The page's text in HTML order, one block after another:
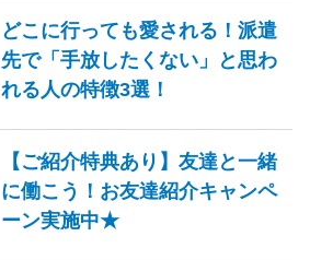
どこに行っても愛される！派遣
先で「手放したくない」と思わ
れる人の特徴3選！
【ご紹介特典あり】友達と一緒
に働こう！お友達紹介キャンペ
ーン実施中★